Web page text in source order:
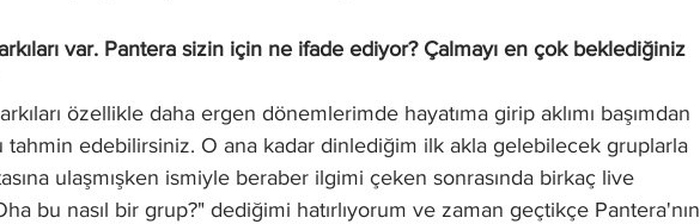
var. Pantera sizin için ne ifade ediyor? Çalmayı en çok beklediğiniz
özellikle daha ergen dönemlerimde hayatıma girip aklımı başımdan
tahmin edebilirsiniz. O ana kadar dinlediğim ilk akla gelebilecek gruplarla
ulaşmışken ismiyle beraber ilgimi çeken sonrasında birkaç live
bu nasıl bir grup?" dediğimi hatırlıyorum ve zaman geçtikçe Pantera'nın